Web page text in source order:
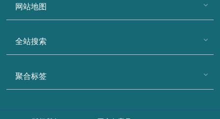
网站地图
全站搜索
聚合标签